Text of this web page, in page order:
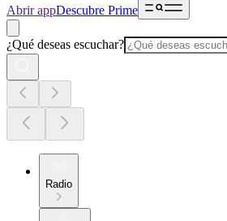
Abrir appDescubre Prime
¿Qué deseas escuchar?
Radio